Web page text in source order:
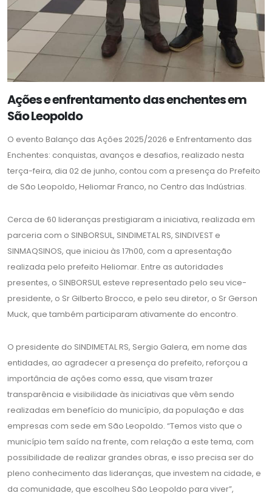
Ações e enfrentamento das enchentes em
São Leopoldo
O evento Balanço das Ações 2025/2026 e Enfrentamento das
Enchentes: conquistas, avanços e desafios, realizado nesta
terça-feira, dia 02 de junho, contou com a presença do Prefeito
de São Leopoldo, Heliomar Franco, no Centro das Indústrias.
Cerca de 60 lideranças prestigiaram a iniciativa, realizada em
parceria com o SINBORSUL, SINDIMETAL RS, SINDIVEST e
SINMAQSINOS, que iniciou às 17h00, com a apresentação
realizada pelo prefeito Heliomar. Entre as autoridades
presentes, o SINBORSUL esteve representado pelo seu vice-
presidente, o Sr Gilberto Brocco, e pelo seu diretor, o Sr Gerson
Muck, que também participaram ativamente do encontro.
O presidente do SINDIMETAL RS, Sergio Galera, em nome das
entidades, ao agradecer a presença do prefeito, reforçou a
importância de ações como essa, que visam trazer
transparência e visibilidade às iniciativas que vêm sendo
realizadas em benefício do município, da população e das
empresas com sede em São Leopoldo. “Temos visto que o
município tem saído na frente, com relação a este tema, com
possibilidade de realizar grandes obras, e isso precisa ser do
pleno conhecimento das lideranças, que investem na cidade, e
da comunidade, que escolheu São Leopoldo para viver”,